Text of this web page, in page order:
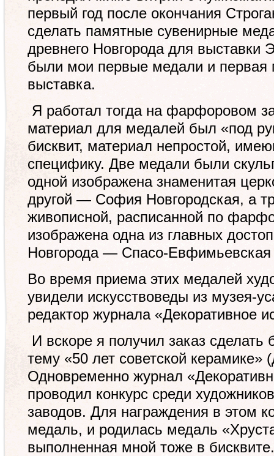
первый год после окончания
сделать памятные сувенирные
древнего Новгорода для
были мои первые медали и первая
выставка.
Я работал тогда на фарфоровом
материал для медалей был «под
бисквит, материал непростой,
специфику. Две медали были
одной изображена знаменитая
другой — София Новгородская, а
живописной, расписанной по
изображена одна из главных
Новгорода — Спасо-Евфимьевская
Во время приема этих медалей
увидели искусствоведы из музея-
редактор журнала «Декоративное
И вскоре я получил заказ сделать
тему «50 лет советской керамике»
Одновременно журнал
проводил конкурс среди
заводов. Для награждения в этом
медаль, и родилась медаль
выполненная мной тоже в